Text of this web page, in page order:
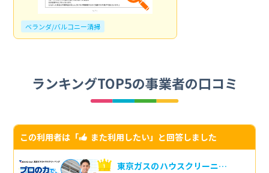
ベランダ/バルコニー清掃
ランキングTOP5の事業者の口コミ
この利用者は「 また利用したい」と回答しました
東京ガスのハウスクリーニン